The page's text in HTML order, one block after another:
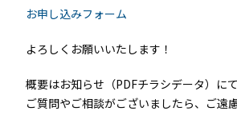
お申し込みフォーム
よろしくお願いいたします！
概要はお知らせ（PDFチラシデータ）に
ご質問やご相談がございましたら、ご遠